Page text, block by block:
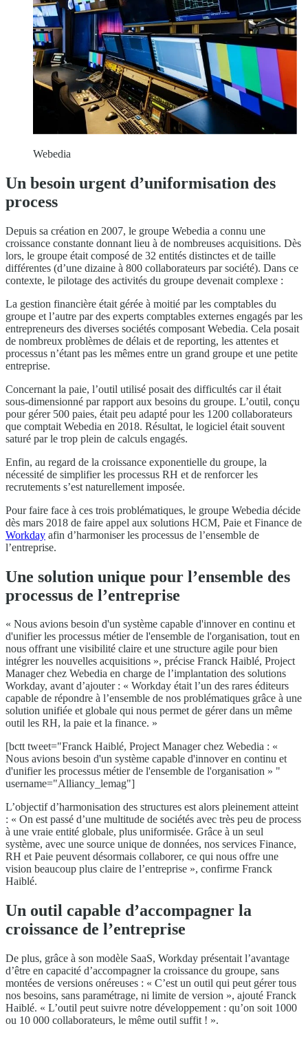
Webedia
Un besoin urgent d’uniformisation des
process
Depuis sa création en 2007, le groupe Webedia a connu une
croissance constante donnant lieu à de nombreuses acquisitions. Dès
lors, le groupe était composé de 32 entités distinctes et de taille
différentes (d’une dizaine à 800 collaborateurs par société). Dans ce
contexte, le pilotage des activités du groupe devenait complexe :
La gestion financière était gérée à moitié par les comptables du
groupe et l’autre par des experts comptables externes engagés par les
entrepreneurs des diverses sociétés composant Webedia. Cela posait
de nombreux problèmes de délais et de reporting, les attentes et
processus n’étant pas les mêmes entre un grand groupe et une petite
entreprise.
Concernant la paie, l’outil utilisé posait des difficultés car il était
sous-dimensionné par rapport aux besoins du groupe. L’outil, conçu
pour gérer 500 paies, était peu adapté pour les 1200 collaborateurs
que comptait Webedia en 2018. Résultat, le logiciel était souvent
saturé par le trop plein de calculs engagés.
Enfin, au regard de la croissance exponentielle du groupe, la
nécessité de simplifier les processus RH et de renforcer les
recrutements s’est naturellement imposée.
Pour faire face à ces trois problématiques, le groupe Webedia décide
dès mars 2018 de faire appel aux solutions HCM, Paie et Finance de
Workday afin d’harmoniser les processus de l’ensemble de
l’entreprise.
Une solution unique pour l’ensemble des
processus de l’entreprise
« Nous avions besoin d'un système capable d'innover en continu et
d'unifier les processus métier de l'ensemble de l'organisation, tout en
nous offrant une visibilité claire et une structure agile pour bien
intégrer les nouvelles acquisitions », précise Franck Haiblé, Project
Manager chez Webedia en charge de l’implantation des solutions
Workday, avant d’ajouter : « Workday était l’un des rares éditeurs
capable de répondre à l’ensemble de nos problématiques grâce à une
solution unifiée et globale qui nous permet de gérer dans un même
outil les RH, la paie et la finance. »
[bctt tweet="Franck Haiblé, Project Manager chez Webedia : «
Nous avions besoin d'un système capable d'innover en continu et
d'unifier les processus métier de l'ensemble de l'organisation » "
username="Alliancy_lemag"]
L’objectif d’harmonisation des structures est alors pleinement atteint
: « On est passé d’une multitude de sociétés avec très peu de process
à une vraie entité globale, plus uniformisée. Grâce à un seul
système, avec une source unique de données, nos services Finance,
RH et Paie peuvent désormais collaborer, ce qui nous offre une
vision beaucoup plus claire de l’entreprise », confirme Franck
Haiblé.
Un outil capable d’accompagner la
croissance de l’entreprise
De plus, grâce à son modèle SaaS, Workday présentait l’avantage
d’être en capacité d’accompagner la croissance du groupe, sans
montées de versions onéreuses : « C’est un outil qui peut gérer tous
nos besoins, sans paramétrage, ni limite de version », ajouté Franck
Haiblé. « L’outil peut suivre notre développement : qu’on soit 1000
ou 10 000 collaborateurs, le même outil suffit ! ».